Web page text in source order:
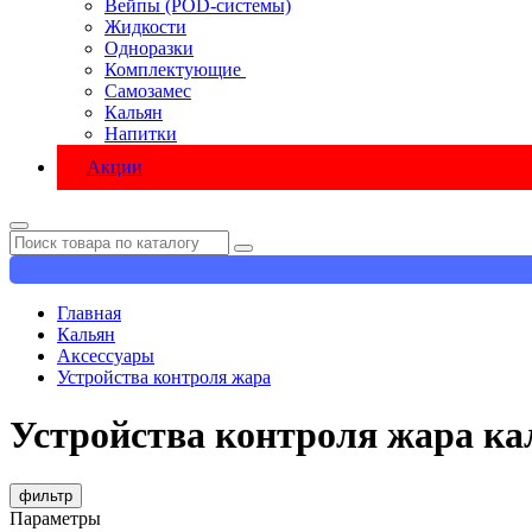
Вейпы (POD-системы)
Жидкости
Одноразки
Комплектующие
Самозамес
Кальян
Напитки
Акции
Главная
Кальян
Аксессуары
Устройства контроля жара
Устройства контроля жара
фильтр
Параметры